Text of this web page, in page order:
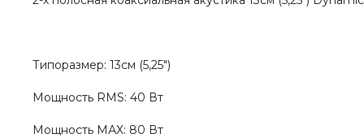
Типоразмер: 13см (5,25")
Мощность RMS: 40 Вт
Мощность МАХ: 80 Вт